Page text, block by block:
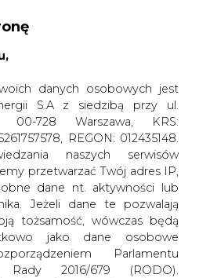
A A
ZALOGUJ SIĘ
danych osobowych jest
S.A z siedzibą przy ul.
00-728 Warszawa, KRS:
REGON: 012435148.
naszych serwisów
przetwarzać Twój adres IP,
dane nt. aktywności lub
Jeżeli dane te pozwalają
tożsamość, wówczas będą
jako dane osobowe
Parlamentu
2016/679 (RODO).